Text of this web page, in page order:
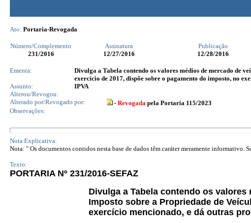
Ato: Portaria-Revogada
Número/Complemento Assinatura Publicação
231/2016 12/27/2016 12/28/2016
Ementa:
Divulga a Tabela contendo os valores médios de mercado de
exercício de 2017, dispõe sobre o pagamento do imposto, no
Assunto:
IPVA
Alterou/Revogou:
Alterado por/Revogado por:
- Revogada pela Portaria 115/2023
Observações:
Nota Explicativa:
Nota: " Os documentos contidos nesta base de dados têm caráter meramente
Texto:
PORTARIA Nº 231/2016-SEFAZ
Divulga a Tabela contendo os
Imposto sobre a Propriedade de
exercício mencionado, e dá outras